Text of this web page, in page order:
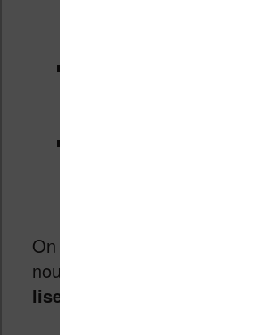
résister à 60 minutes
compatible avec les
On note que Kobo introduit
nouvelle interface logicielle
liseuse Kobo Libra H2O